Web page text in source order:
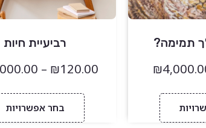
תמימה?
₪
רביעיית חיות
₪120.00
–
בחר אפשרויות